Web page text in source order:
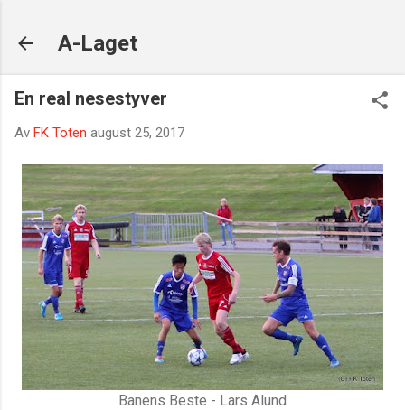
A-Laget
En real nesestyver
Av FK Toten august 25, 2017
Banens Beste - Lars Alund